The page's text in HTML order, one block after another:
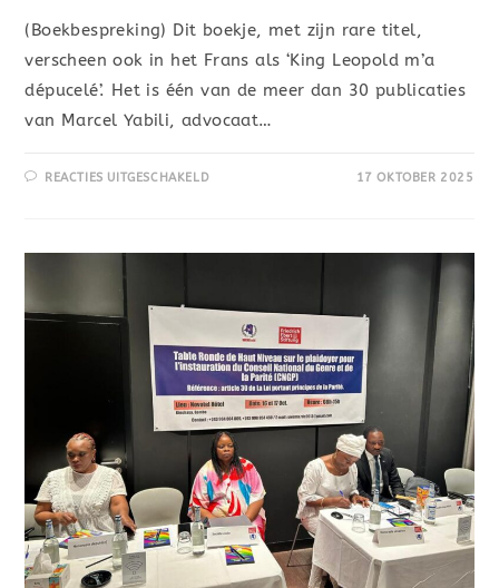
(Boekbespreking) Dit boekje, met zijn rare titel,
verscheen ook in het Frans als ‘King Leopold m’a
dépucelé’. Het is één van de meer dan 30 publicaties
van Marcel Yabili, advocaat…
REACTIES UITGESCHAKELD 17 OKTOBER 2025